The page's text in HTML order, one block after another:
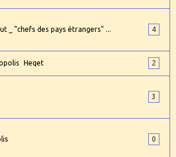
_ "chefs des pays étrangers" ... 4
Heqet 2
3
0